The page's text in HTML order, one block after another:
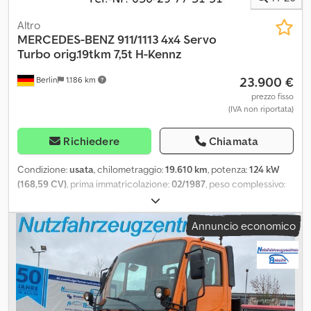
Berlin 1.186 km
Altro
MERCEDES-BENZ911/1113 4x4 Servo
Turbo orig.19tkm 7,5t H-Kennz
23.900 €
prezzo fisso
(IVA non riportata)
Richiedere Chiamata
Condizione:usata, chilometraggio:19.610 km, potenza:124 kW
(168,59 CV), prima immatricolazione:02/1987, peso complessivo:
diesel
ingranaggio:meccanico, larghezza vano di carico:2.400 mm,
lunghezza spazio di carico:3.000 mm, altezza vano di carico:1.600
, lunghezza totale: 7.100 mm, larghezza totale: 2.500 mm,
altezza totale:
2.990 mm, numero di posti:6, Equipaggiamento:
riscaldatore autonomo, trazione integrale , ++ Doka a passo
lungo ++ Servosterzo ++ Condizioni perfette ++ 7,5 tonnellate
con certificato H + +++ Originale, solo 19.610 km +++ LA 911 B con
Annuncio economico